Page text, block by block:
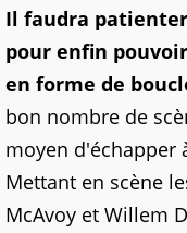
Il faudra
pour enfin
en forme de
bon nombre de
moyen d'échapper
Mettant en scène
McAvoy et Willem